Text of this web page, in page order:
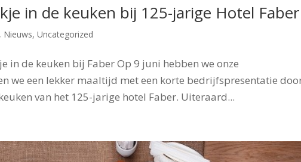
in de keuken bij 125-jarige Hotel Faber
, Nieuws,Uncategorized
in de keuken bij Faber Op 9 juni hebben we onze
we een lekker maaltijd met een korte bedrijfspresentatie
van het 125-jarige hotel Faber. Uiteraard...